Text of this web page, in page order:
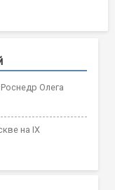
Олега
на IX